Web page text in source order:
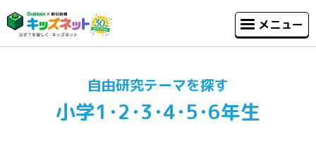
メニュー
自由研究テーマを探す
小学1･2･3･4･5･6年生